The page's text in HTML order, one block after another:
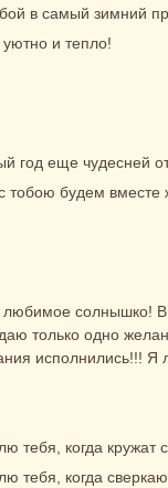
в самый зимний
и тепло!
год еще чудесней
тобою будем вместе
солнышко! В
только одно
исполнились!!! Я
тебя, когда кружат
тебя, когда